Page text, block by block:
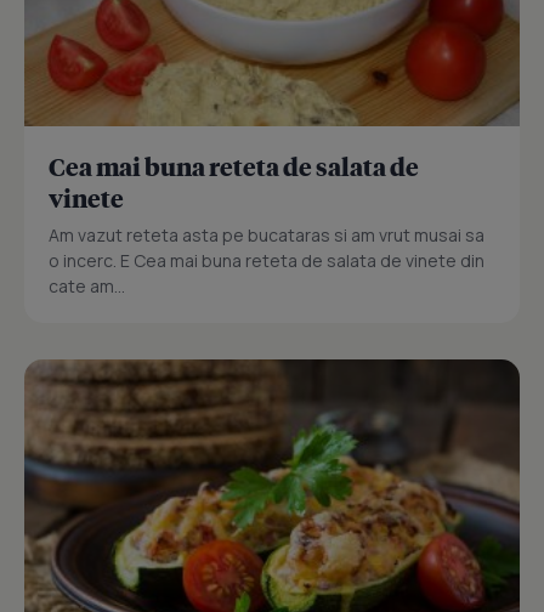
Cea mai buna reteta de salata de
vinete
Am vazut reteta asta pe bucataras si am vrut musai sa
o incerc. E Cea mai buna reteta de salata de vinete din
cate am...